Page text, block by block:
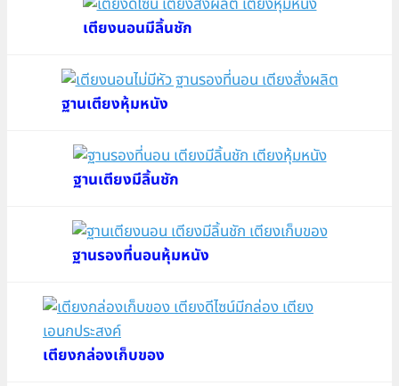
เตียงนอนมีลิ้นชัก
ฐานเตียงหุ้มหนัง
ฐานเตียงมีลิ้นชัก
ฐานรองที่นอนหุ้มหนัง
เตียงกล่องเก็บของ